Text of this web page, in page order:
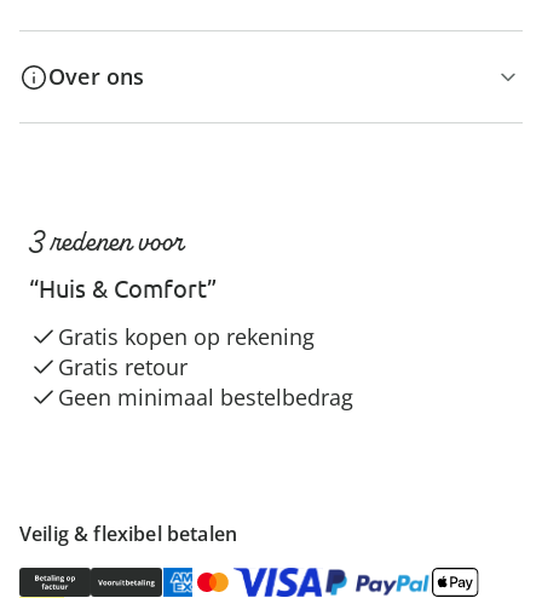
Over ons
Veilig & flexibel betalen
3 redenen voor
“Huis & Comfort”
Gratis kopen op rekening
Gratis retour
Geen minimaal bestelbedrag